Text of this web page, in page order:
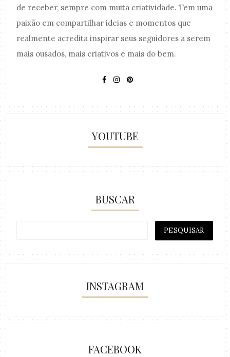
de receber, sempre com muita criatividade. Tem uma
paixão em compartilhar ideias e momentos que
realmente acredita inspirar seus seguidores a serem
mais ousados, mais criativos e mais do bem.
YOUTUBE
BUSCAR
INSTAGRAM
FACEBOOK